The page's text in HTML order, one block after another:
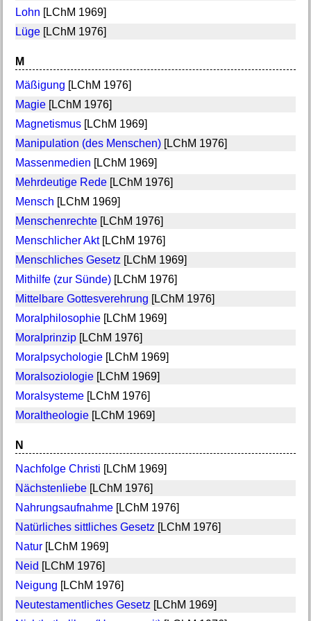
Lohn [LChM 1969]
Lüge[LChM 1976]
M
Mäßigung [LChM 1976]
Magie[LChM 1976]
Magnetismus[LChM 1969]
Manipulation (des Menschen)[LChM 1976]
Massenmedien [LChM 1969]
Mehrdeutige Rede[LChM 1976]
Mensch [LChM 1969]
Menschenrechte[LChM 1976]
Menschlicher Akt[LChM 1976]
Menschliches Gesetz [LChM 1969]
Mithilfe (zur Sünde)[LChM 1976]
Mittelbare Gottesverehrung [LChM 1976]
Moralphilosophie[LChM 1969]
Moralprinzip[LChM 1976]
Moralpsychologie[LChM 1969]
Moralsoziologie[LChM 1969]
Moralsysteme[LChM 1976]
Moraltheologie[LChM 1969]
N
Nachfolge Christi [LChM 1969]
Nächstenliebe[LChM 1976]
Nahrungsaufnahme[LChM 1976]
Natürliches sittliches Gesetz [LChM 1976]
Natur[LChM 1969]
Neid [LChM 1976]
Neigung [LChM 1976]
Neutestamentliches Gesetz [LChM 1969]